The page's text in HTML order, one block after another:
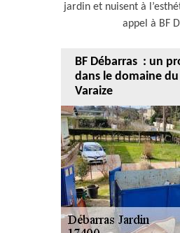
jardin et nuisent à
appel à BF
BF Débarras : un
dans le domaine
Varaize